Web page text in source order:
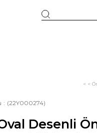
< <
(22Y000274)
Desenli